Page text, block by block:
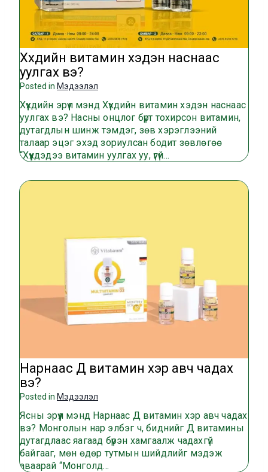
Хүүхдийн витамин хэдэн наснаас
уулгах вэ?
Posted in Мэдээлэл
Хүүхдийн эрүүл мэнд Хүүхдийн витамин хэдэн наснаас
уулгах вэ? Насны онцлог бүрт тохирсон витамин,
дутагдлын шинж тэмдэг, зөв хэрэглээний
талаар эцэг эхэд зориулсан бодит зөвлөгөө
“Хүүхдэдээ витамин уулгах уу, үгүй…
Нарнаас Д витамин хэр авч чадах
вэ?
Posted in Мэдээлэл
Ясны эрүүл мэнд Нарнаас Д витамин хэр авч чадах
вэ? Монголын нар элбэг ч, биднийг Д витамины
дутагдлаас яагаад бүрэн хамгаалж чадахгүй
байгааг, мөн өдөр тутмын шийдлийг мэдэж
аваарай “Монголд…